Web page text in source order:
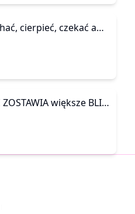
Nie chcę już więcej kochać, cierpieć, czekać ani wierzyć w rzeczy, których nie potwierdza życie.
Ból psychiczny ZAWSZE ZOSTAWIA większe BLIZNY, niż uraz fizyczny…